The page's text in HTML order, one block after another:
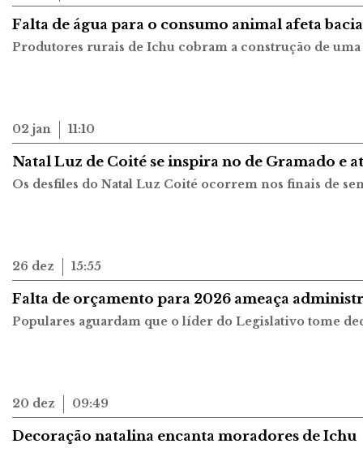
Falta de água para o consumo animal afeta
Produtores rurais de Ichu cobram a construção de
02 jan 11:10
Natal Luz de Coité se inspira no de Gramado e
Os desfiles do Natal Luz Coité ocorrem nos finais de
26 dez 15:55
Falta de orçamento para 2026 ameaça
Populares aguardam que o líder do Legislativo tome
20 dez 09:49
Decoração natalina encanta moradores de Ichu